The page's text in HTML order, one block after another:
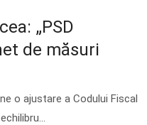
„PSD
de măsuri
o ajustare a Codului Fiscal